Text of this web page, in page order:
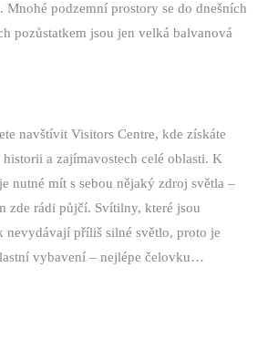
podzemní prostory se do dnešních
pozůstatkem jsou jen velká balvanová
navštívit Visitors Centre, kde získáte
a zajímavostech celé oblasti. K
nutné mít s sebou nějaký zdroj světla –
zde rádi půjčí. Svítilny, které jsou
nevydávají příliš silné světlo, proto je
vybavení – nejlépe čelovku…